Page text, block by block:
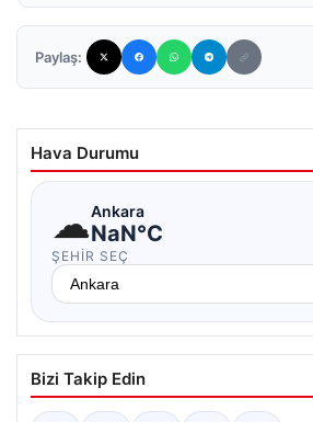
Paylaş:
Hava Durumu
☁Ankara
NaN°C
ŞEHIR SEÇ
Bizi Takip Edin